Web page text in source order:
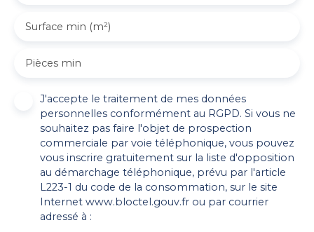
Surface min (m²)
Pièces min
J'accepte le traitement de mes données
personnelles conformément au RGPD. Si vous ne
souhaitez pas faire l'objet de prospection
commerciale par voie téléphonique, vous pouvez
vous inscrire gratuitement sur la liste d'opposition
au démarchage téléphonique, prévu par l'article
L223-1 du code de la consommation, sur le site
Internet www.bloctel.gouv.fr ou par courrier
adressé à :